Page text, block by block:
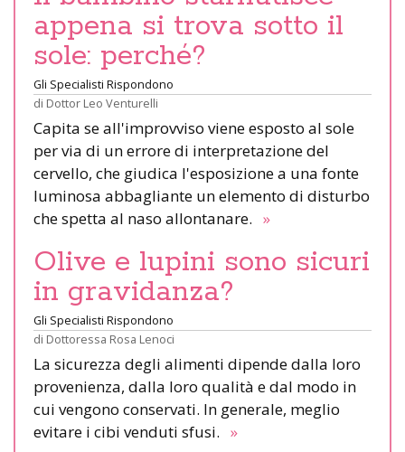
appena si trova sotto il
sole: perché?
Gli Specialisti Rispondono
di Dottor Leo Venturelli
Capita se all'improvviso viene esposto al sole
per via di un errore di interpretazione del
cervello, che giudica l'esposizione a una fonte
luminosa abbagliante un elemento di disturbo
che spetta al naso allontanare. »
Olive e lupini sono sicuri
in gravidanza?
Gli Specialisti Rispondono
di Dottoressa Rosa Lenoci
La sicurezza degli alimenti dipende dalla loro
provenienza, dalla loro qualità e dal modo in
cui vengono conservati. In generale, meglio
evitare i cibi venduti sfusi. »